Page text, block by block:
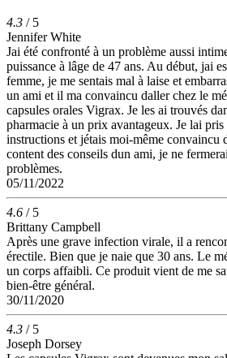
4.3 / 5
Jennifer White
Jai été confronté à un problème aussi
puissance à lâge de 47 ans. Au début, jai
femme, je me sentais mal à laise et
un ami et il ma convaincu daller chez le
capsules orales Vigrax. Je les ai trouvés
pharmacie à un prix avantageux. Je lai
instructions et jétais moi-même convaincu
content des conseils dun ami, je ne
problèmes.
05/11/2022
4.6 / 5
Brittany Campbell
Après une grave infection virale, il a
érectile. Bien que je naie que 30 ans. Le
un corps affaibli. Ce produit vient de me
bien-être général.
30/11/2020
4.3 / 5
Joseph Dorsey